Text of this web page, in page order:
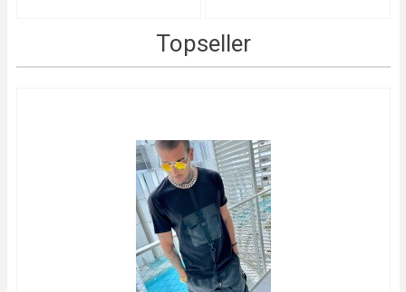
Topseller